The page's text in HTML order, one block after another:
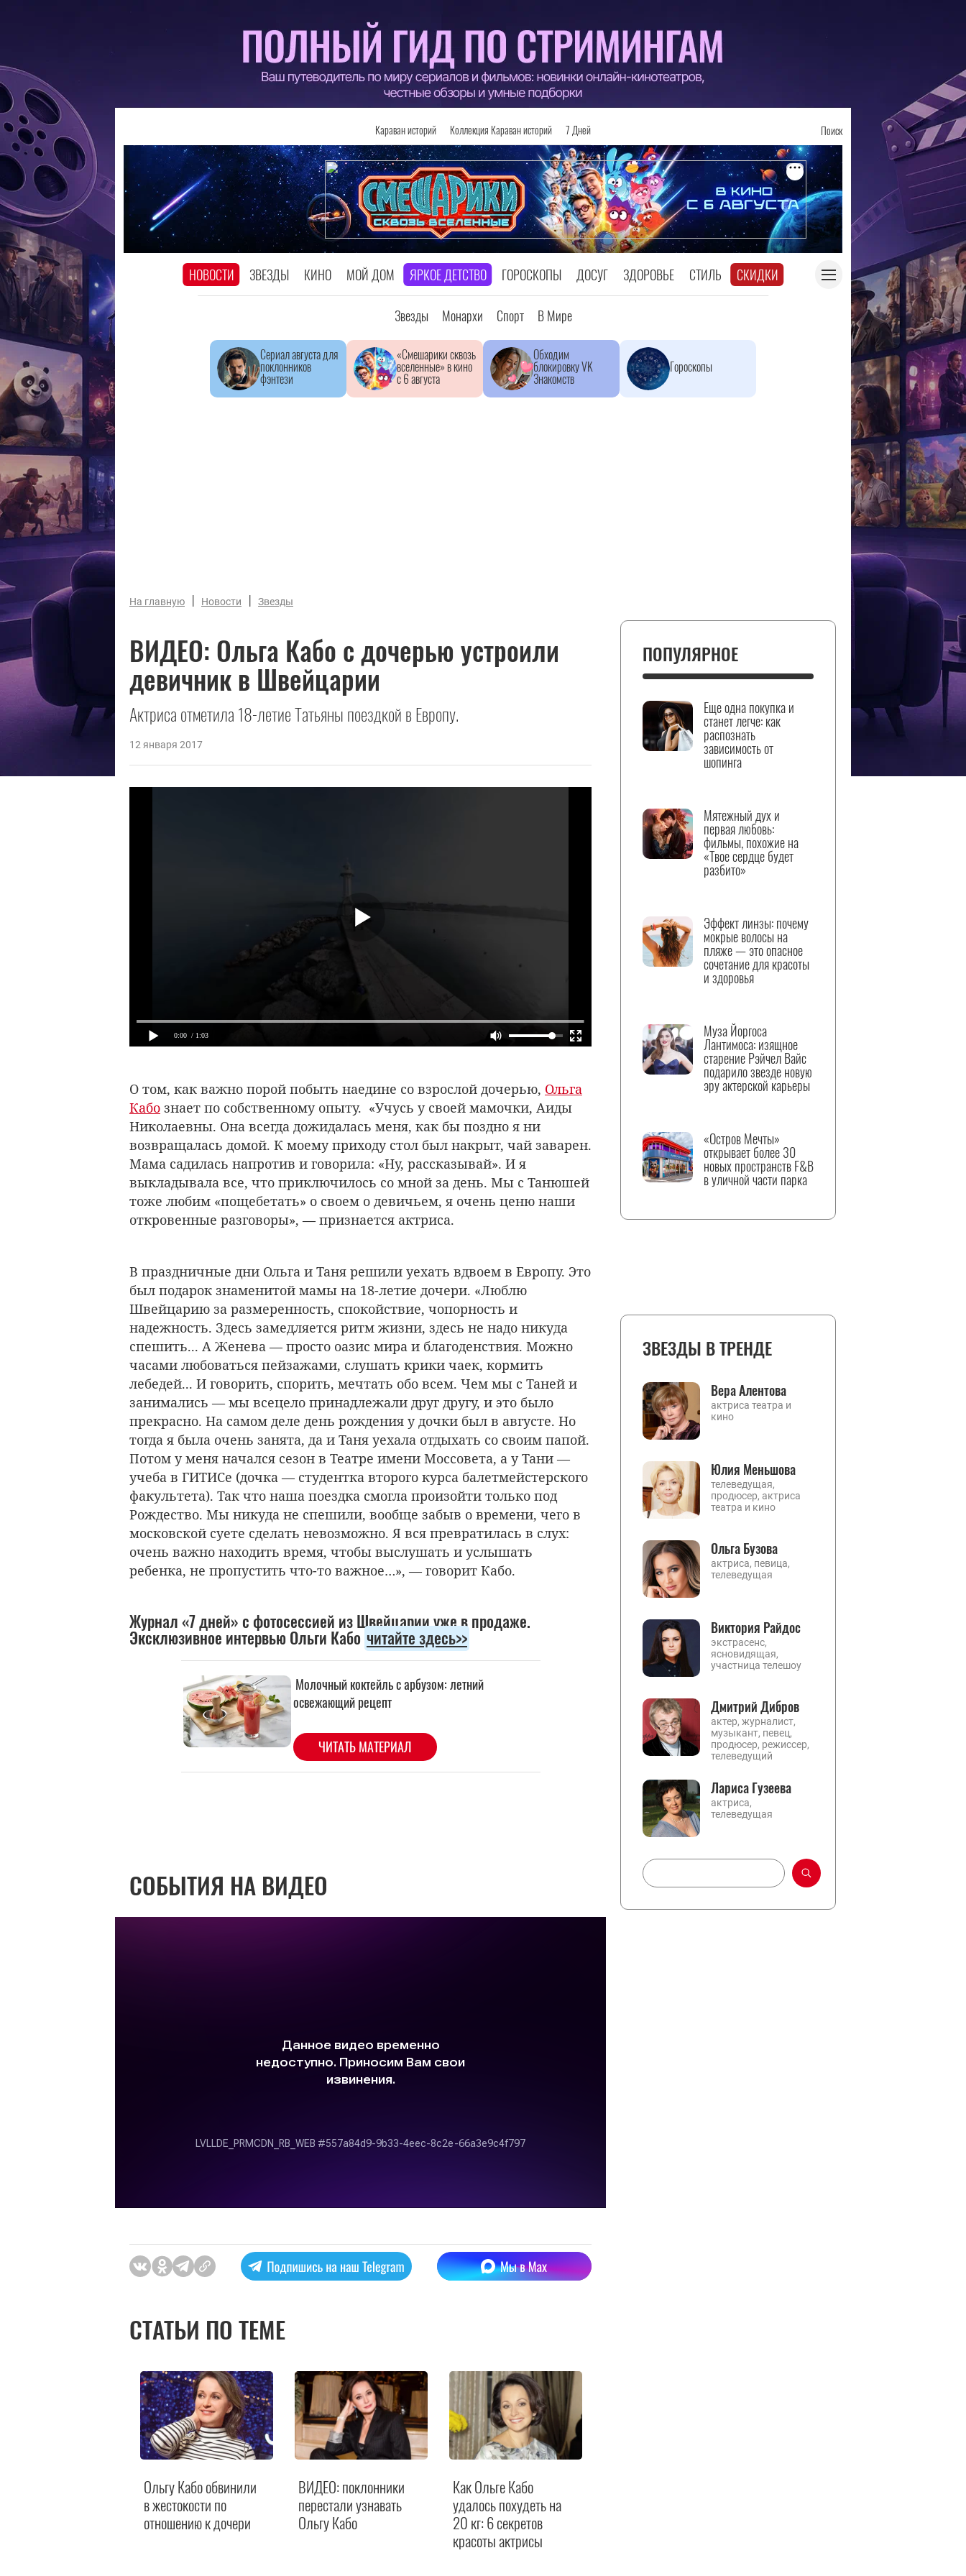
Караван историй Коллекция Караван историй 7 Дней Поиск
НОВОСТИ ЗВЕЗДЫ КИНО МОЙ ДОМ ЯРКОЕ ДЕТСТВО ГОРОСКОПЫ ДОСУГ ЗДОРОВЬЕ СТИЛЬ СКИДКИ
Звезды Монархи Спорт В Мире
Сериал августа для
поклонников
фэнтези
«Смешарики сквозь
вселенные» в кино
с 6 августа
Обходим
блокировку VK
Знакомств
Гороскопы
На главную | Новости | Звезды
ВИДЕО: Ольга Кабо с дочерью устроили
девичник в Швейцарии
Актриса отметила 18-летие Татьяны поездкой в Европу.
12 января 2017
0:00 / 1:03
О том, как важно порой побыть наедине со взрослой дочерью, Ольга
Кабо знает по собственному опыту. «Учусь у своей мамочки, Аиды
Николаевны. Она всегда дожидалась меня, как бы поздно я ни
возвращалась домой. К моему приходу стол был накрыт, чай заварен.
Мама садилась напротив и говорила: «Ну, рассказывай». И я
выкладывала все, что приключилось со мной за день. Мы с Танюшей
тоже любим «пощебетать» о своем о девичьем, я очень ценю наши
откровенные разговоры», — признается актриса.
В праздничные дни Ольга и Таня решили уехать вдвоем в Европу. Это
был подарок знаменитой мамы на 18-летие дочери. «Люблю
Швейцарию за размеренность, спокойствие, чопорность и
надежность. Здесь замедляется ритм жизни, здесь не надо никуда
спешить... А Женева — просто оазис мира и благоденствия. Можно
часами любоваться пейзажами, слушать крики чаек, кормить
лебедей... И говорить, спорить, мечтать обо всем. Чем мы с Таней и
занимались — мы всецело принадлежали друг другу, и это было
прекрасно. На самом деле день рождения у дочки был в августе. Но
тогда я была очень занята, да и Таня уехала отдыхать со своим папой.
Потом у меня начался сезон в Театре имени Моссовета, а у Тани —
учеба в ГИТИСе (дочка — студентка второго курса балетмейстерского
факультета). Так что наша поездка смогла произойти только под
Рождество. Мы никуда не спешили, вообще забыв о времени, чего в
московской суете сделать невозможно. Я вся превратилась в слух:
очень важно находить время, чтобы выслушать и услышать
ребенка, не пропустить что-то важное…», — говорит Кабо.
Журнал «7 дней» с фотосессией из Швейцарии уже в продаже.
Эксклюзивное интервью Ольги Кабо читайте здесь>>
СОБЫТИЯ НА ВИДЕО
СТАТЬИ ПО ТЕМЕ
Ольгу Кабо обвинили
в жестокости по
отношению к дочери
ВИДЕО: поклонники
перестали узнавать
Ольгу Кабо
Как Ольге Кабо
удалось похудеть на
20 кг: 6 секретов
красоты актрисы
ПОПУЛЯРНОЕ
Еще одна покупка и
станет легче: как
распознать
зависимость от
шопинга
Мятежный дух и
первая любовь:
фильмы, похожие на
«Твое сердце будет
разбито»
Эффект линзы: почему
мокрые волосы на
пляже — это опасное
сочетание для красоты
и здоровья
Муза Йоргоса
Лантимоса: изящное
старение Рэйчел Вайс
подарило звезде новую
эру актерской карьеры
«Остров Мечты»
открывает более 30
новых пространств F&B
в уличной части парка
ЗВЕЗДЫ В ТРЕНДЕ
Вера Алентова
актриса театра и
кино
Юлия Меньшова
телеведущая,
продюсер, актриса
театра и кино
Ольга Бузова
актриса, певица,
телеведущая
Виктория Райдос
экстрасенс,
ясновидящая,
участница телешоу
Дмитрий Дибров
актер, журналист,
музыкант, певец,
продюсер, режиссер,
телеведущий
Лариса Гузеева
актриса,
телеведущая